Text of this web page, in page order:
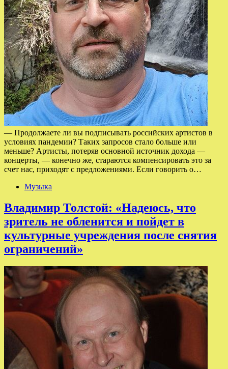
— Продолжаете ли вы подписывать российских артистов в
условиях пандемии? Таких запросов стало больше или
меньше? Артисты, потеряв основной источник дохода —
концерты, — конечно же, стараются компенсировать это за
счет нас, приходят с предложениями. Если говорить о…
Музыка
Владимир Толстой: «Надеюсь, что
зритель не обленится и пойдет в
культурные учреждения после снятия
ограничений»